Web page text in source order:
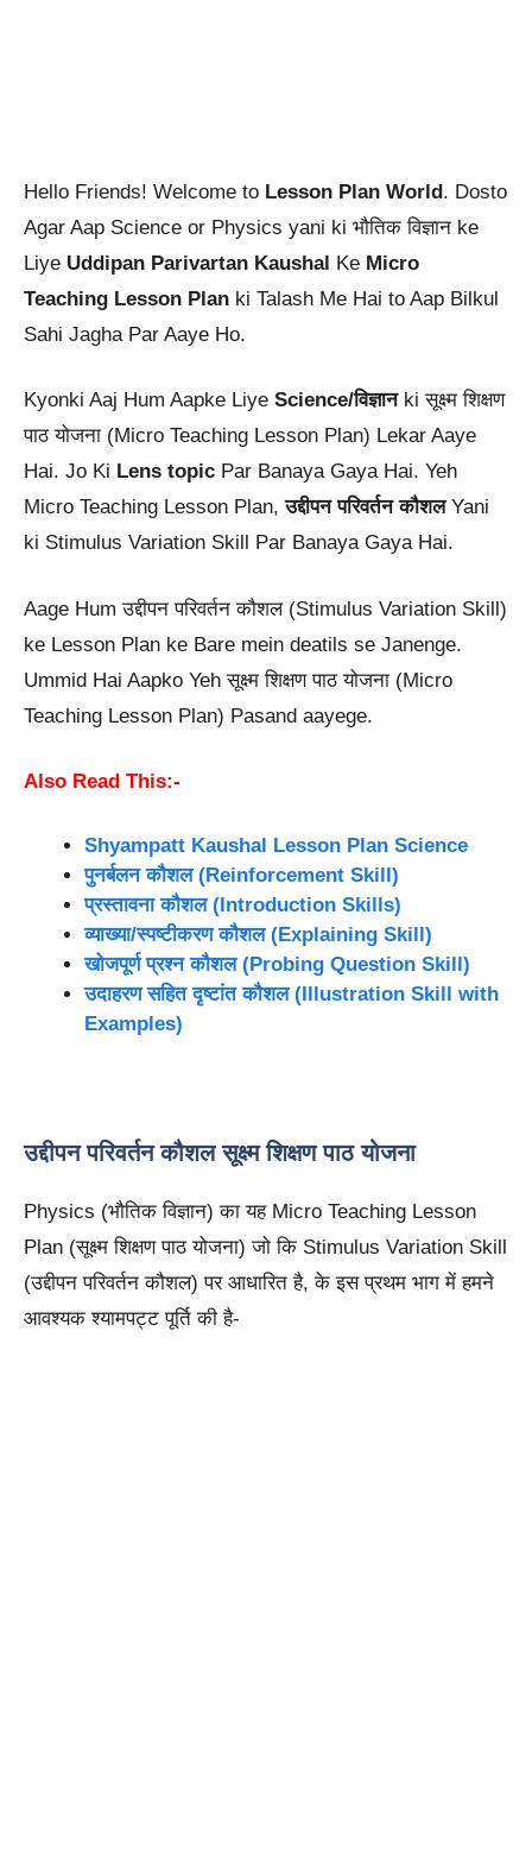
Hello Friends! Welcome to Lesson Plan World. Dosto
Agar Aap Science or Physics yani ki भौतिक विज्ञान ke
Liye Uddipan Parivartan Kaushal Ke Micro
Teaching Lesson Plan ki Talash Me Hai to Aap Bilkul
Sahi Jagha Par Aaye Ho.
Kyonki Aaj Hum Aapke Liye Science/विज्ञानki सूक्ष्म शिक्षण
पाठ योजना (Micro Teaching Lesson Plan) Lekar Aaye
Hai. Jo Ki Lens topic Par Banaya Gaya Hai. Yeh
Micro Teaching Lesson Plan,उद्दीपन परिवर्तन कौशलYani
ki Stimulus Variation Skill Par Banaya Gaya Hai.
Aage Hum उद्दीपन परिवर्तन कौशल (Stimulus Variation Skill)
ke Lesson Plan ke Bare mein deatils se Janenge.
Ummid Hai Aapko Yeh सूक्ष्म शिक्षण पाठ योजना (Micro
Teaching Lesson Plan) Pasand aayege.
Also Read This:-
Shyampatt Kaushal Lesson Plan Science
पुनर्बलन कौशल (Reinforcement Skill)
प्रस्तावना कौशल (Introduction Skills)
व्याख्या/स्पष्टीकरण कौशल (Explaining Skill)
खोजपूर्ण प्रश्न कौशल (Probing Question Skill)
उदाहरण सहित दृष्टांत कौशल (Illustration Skill with
Examples)
उद्दीपन परिवर्तन कौशल सूक्ष्म शिक्षण पाठ योजना
Physics (भौतिक विज्ञान) का यह Micro Teaching Lesson
Plan (सूक्ष्म शिक्षण पाठ योजना) जो कि Stimulus Variation Skill
(उद्दीपन परिवर्तन कौशल) पर आधारित है, के इस प्रथम भाग में हमने
आवश्यक श्यामपट्ट पूर्ति की है-